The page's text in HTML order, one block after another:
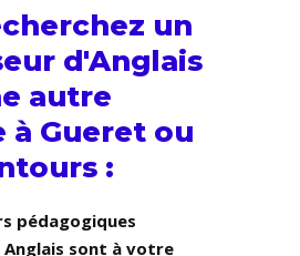
un
d'Anglais
autre
à Gueret ou
:
pédagogiques
Anglais sont à votre